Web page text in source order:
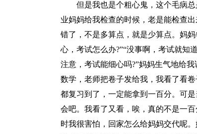
但是我也是个粗心鬼，这个毛病
业妈妈给我检查的时候，老是能检查
错了，不是多算点，就是少算点。妈
心，考试怎么办?”“没事啊，考试就知
注意，考试能细心吗?”妈妈生气地给
数学，老师把卷子发给我，我看了看
都复习到了，一定能拿到一百分。可
会吧。我看了又看，唉，真的不是一
时我很害怕，回家怎么给妈妈交代呢